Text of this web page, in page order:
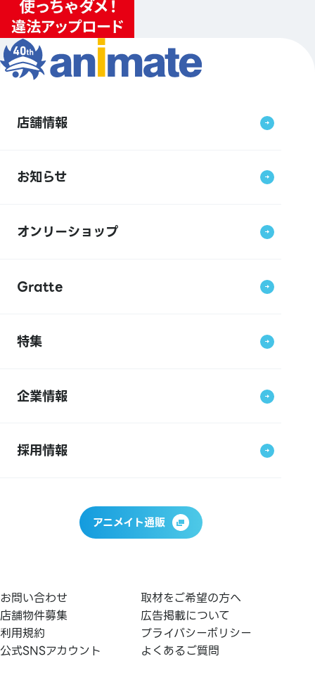
店舗情報
お知らせ
オンリーショップ
Gratte
特集
企業情報
採用情報
アニメイト通販
お問い合わせ
取材をご希望の方へ
店舗物件募集
広告掲載について
利用規約
プライバシーポリシー
公式SNSアカウント
よくあるご質問